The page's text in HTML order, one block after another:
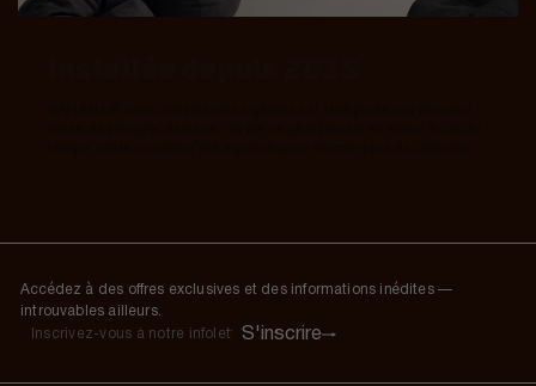
Accédez à des offres exclusives et des informations inédites —
introuvables ailleurs.
S'inscrire
Inscrivez-
S'inscrire